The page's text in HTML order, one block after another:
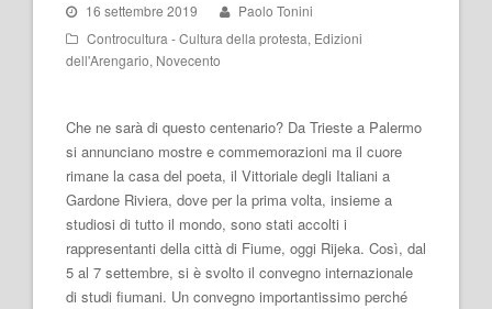
16 settembre 2019
Paolo Tonini
Controcultura - Cultura della protesta, Edizioni
dell'Arengario, Novecento
Che ne sarà di questo centenario? Da Trieste a Palermo
si annunciano mostre e commemorazioni ma il cuore
rimane la casa del poeta, il Vittoriale degli Italiani a
Gardone Riviera, dove per la prima volta, insieme a
studiosi di tutto il mondo, sono stati accolti i
rappresentanti della città di Fiume, oggi Rijeka. Così, dal
5 al 7 settembre, si è svolto il convegno internazionale
di studi fiumani. Un convegno importantissimo perché